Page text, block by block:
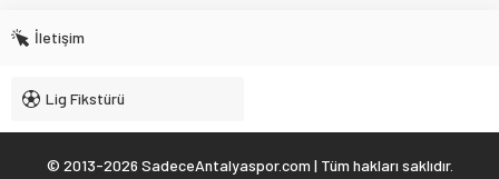
İletişim
Lig Fikstürü
© 2013-2026 SadeceAntalyaspor.com | Tüm hakları saklıdır.